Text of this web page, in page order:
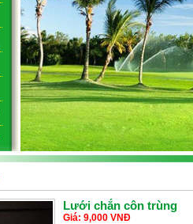
Lưới chắn côn trùng
Giá: 9,000 VNĐ